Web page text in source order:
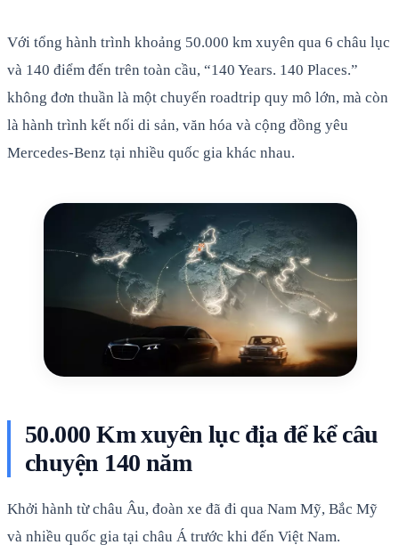
Với tổng hành trình khoảng 50.000 km xuyên qua 6 châu lục
và 140 điểm đến trên toàn cầu, “140 Years. 140 Places.”
không đơn thuần là một chuyến roadtrip quy mô lớn, mà còn
là hành trình kết nối di sản, văn hóa và cộng đồng yêu
Mercedes-Benz tại nhiều quốc gia khác nhau.
50.000 Km xuyên lục địa để kể câu
chuyện 140 năm
Khởi hành từ châu Âu, đoàn xe đã đi qua Nam Mỹ, Bắc Mỹ
và nhiều quốc gia tại châu Á trước khi đến Việt Nam.